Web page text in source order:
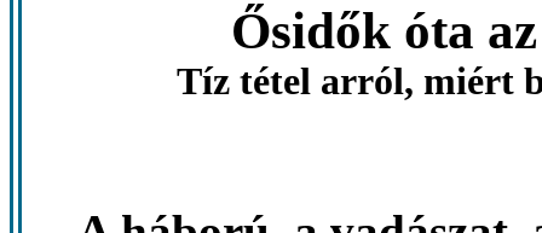
Ősidők óta
Tíz tétel arról, miért